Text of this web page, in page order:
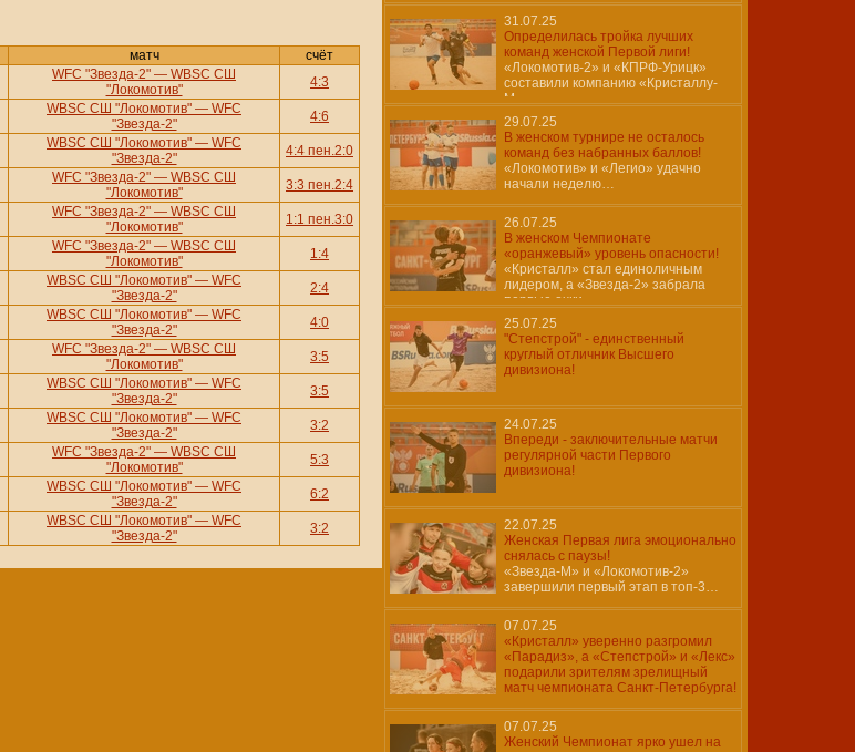
матч
счёт
WFC "Звезда-2" — WBSC СШ
"Локомотив"
4:3
WBSC СШ "Локомотив" — WFC
"Звезда-2"
4:6
WBSC СШ "Локомотив" — WFC
"Звезда-2"
4:4 пен.2:0
WFC "Звезда-2" — WBSC СШ
"Локомотив"
3:3 пен.2:4
WFC "Звезда-2" — WBSC СШ
"Локомотив"
1:1 пен.3:0
WFC "Звезда-2" — WBSC СШ
"Локомотив"
1:4
WBSC СШ "Локомотив" — WFC
"Звезда-2"
2:4
WBSC СШ "Локомотив" — WFC
"Звезда-2"
4:0
WFC "Звезда-2" — WBSC СШ
"Локомотив"
3:5
WBSC СШ "Локомотив" — WFC
"Звезда-2"
3:5
WBSC СШ "Локомотив" — WFC
"Звезда-2"
3:2
WFC "Звезда-2" — WBSC СШ
"Локомотив"
5:3
WBSC СШ "Локомотив" — WFC
"Звезда-2"
6:2
WBSC СШ "Локомотив" — WFC
"Звезда-2"
3:2
31.07.25
Определилась тройка лучших
команд женской Первой лиги!
«Локомотив-2» и «КПРФ-Урицк»
составили компанию «Кристаллу-
М»…
29.07.25
В женском турнире не осталось
команд без набранных баллов!
«Локомотив» и «Легио» удачно
начали неделю…
26.07.25
В женском Чемпионате
«оранжевый» уровень опасности!
«Кристалл» стал единоличным
лидером, а «Звезда-2» забрала
первые очки
25.07.25
"Степстрой" - единственный
круглый отличник Высшего
дивизиона!
24.07.25
Впереди - заключительные матчи
регулярной части Первого
дивизиона!
22.07.25
Женская Первая лига эмоционально
снялась с паузы!
«Звезда-М» и «Локомотив-2»
завершили первый этап в топ-3…
07.07.25
«Кристалл» уверенно разгромил
«Парадиз», а «Степстрой» и «Лекс»
подарили зрителям зрелищный
матч чемпионата Санкт-Петербурга!
07.07.25
Женский Чемпионат ярко ушел на